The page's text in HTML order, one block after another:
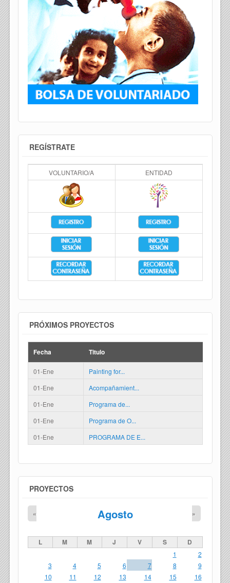
REGÍSTRATE
VOLUNTARIO/A ENTIDAD
PRÓXIMOS PROYECTOS
Fecha Titulo
01-Ene
Painting for...
01-Ene
Acompañamient...
01-Ene
Programa de...
01-Ene
Programa de O...
01-Ene
PROGRAMA DE E...
PROYECTOS
Agosto
« »
L M M J V S D
1
2
3
4 5 6 7 8
9
10
11 12 13 14 15
16